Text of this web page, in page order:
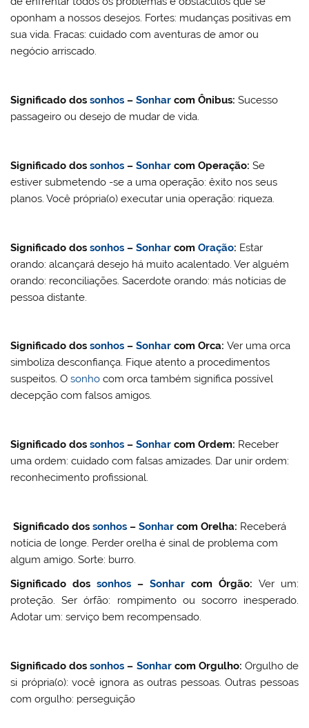
oponham a nossos desejos. Fortes: mudanças positivas em
sua vida. Fracas: cuidado com aventuras de amor ou
negócio arriscado.
Significado dossonhos – Sonhar comÔnibus:Sucesso
passageiro ou desejo de mudar de vida.
Significado dossonhos – Sonhar comOperação:Se
estiver submetendo -se a uma operação: êxito nos seus
planos. Você própria(o) executar unia operação: riqueza.
Significado dossonhos – Sonhar comOração: Estar
orando: alcançará desejo há muito acalentado. Ver alguém
orando: reconciliações. Sacerdote orando: más notícias de
pessoa distante.
Significado dossonhos – Sonhar com Orca:Ver uma orca
simboliza desconfiança. Fique atento a procedimentos
suspeitos. Osonho com orca também significa possível
decepção com falsos amigos.
Significado dossonhos – Sonhar comOrdem: Receber
uma ordem: cuidado com falsas amizades. Dar unir ordem:
reconhecimento profissional.
Significado dossonhos – Sonhar comOrelha: Receberá
notícia de longe. Perder orelha é sinal de problema com
algum amigo. Sorte: burro.
Significado dossonhos – Sonhar com Órgão: Ver um:
proteção. Ser órfão: rompimento ou socorro inesperado.
Adotar um: serviço bem recompensado.
Significado dossonhos – Sonharcom Orgulho: Orgulho de
si própria(o): você ignora as outras pessoas. Outras pessoas
com orgulho: perseguição